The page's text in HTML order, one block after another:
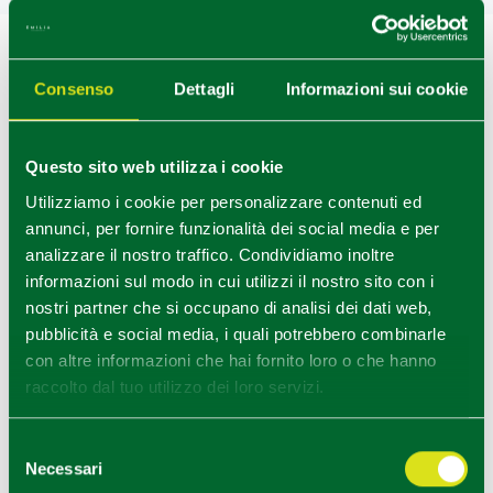
Consenso Dettagli Informazioni sui cookie
Questo sito web utilizza i cookie
Utilizziamo i cookie per personalizzare contenuti ed
annunci, per fornire funzionalità dei social media e per
analizzare il nostro traffico. Condividiamo inoltre
informazioni sul modo in cui utilizzi il nostro sito con i
nostri partner che si occupano di analisi dei dati web,
pubblicità e social media, i quali potrebbero combinarle
con altre informazioni che hai fornito loro o che hanno
raccolto dal tuo utilizzo dei loro servizi.
delNecessari